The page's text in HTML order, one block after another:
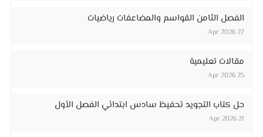
الفصل الثامن القواسم والمضاعفات رياضيات
27 Apr 2026
مقالات تعليمية
25 Apr 2026
حل كتاب التجويد تحفيظ سادس ابتدائي الفصل الأول
21 Apr 2026